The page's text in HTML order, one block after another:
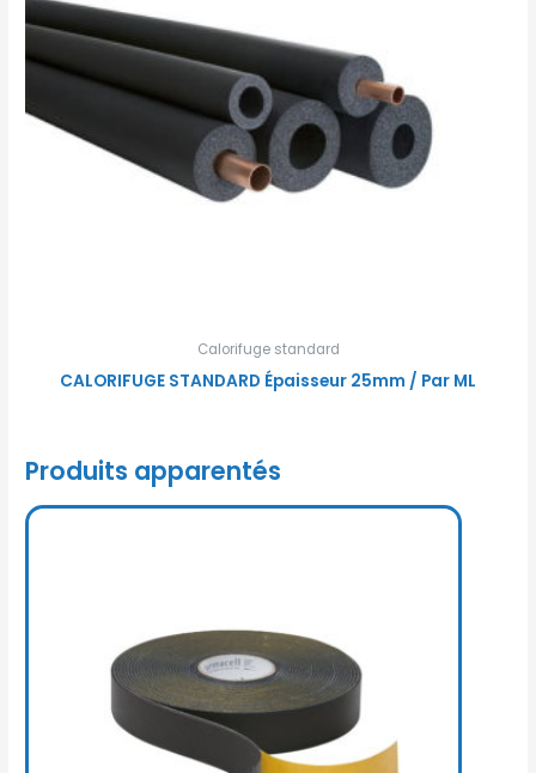
Calorifuge standard
CALORIFUGE STANDARD Épaisseur 25mm / Par ML
Produits apparentés